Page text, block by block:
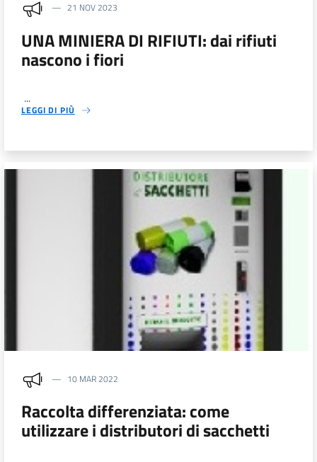
21 NOV 2023
UNA MINIERA DI RIFIUTI: dai rifiuti
nascono i fiori
...
LEGGI DI PIÙ
10 MAR 2022
Raccolta differenziata: come
utilizzare i distributori di sacchetti